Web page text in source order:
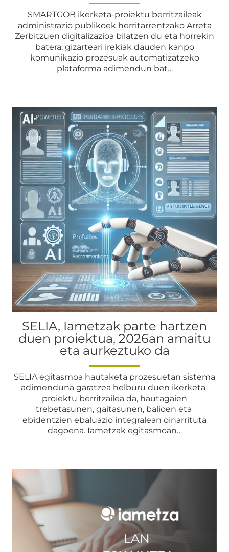
SMARTGOB ikerketa-proiektu berritzaileak
administrazio publikoek herritarrentzako Arreta
Zerbitzuen digitalizazioa bilatzen du eta horrekin
batera, gizarteari irekiak dauden kanpo
komunikazio prozesuak automatizatzeko
plataforma adimendun bat…
SELIA, Iametzak parte hartzen
duen proiektua, 2026an amaitu
eta aurkeztuko da
SELIA egitasmoa hautaketa prozesuetan sistema
adimenduna garatzea helburu duen ikerketa-
proiektu berritzailea da, hautagaien
trebetasunen, gaitasunen, balioen eta
ebidentzien ebaluazio integralean oinarrituta
dagoena. Iametzak egitasmoan…